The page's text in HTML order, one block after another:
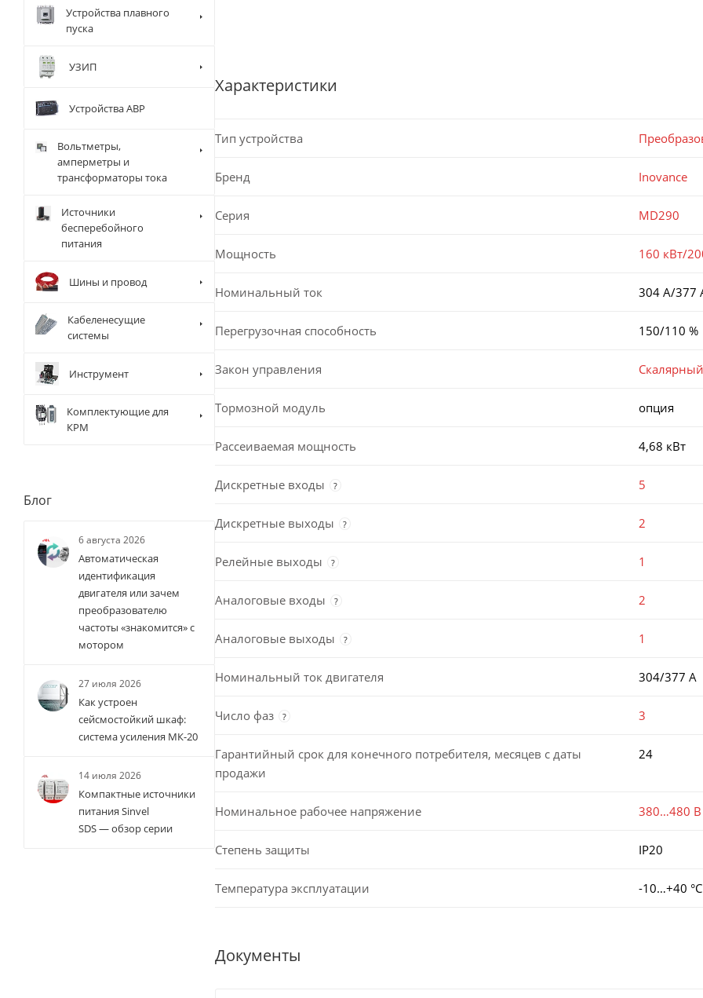
Характеристики
Тип устройства
Бренд Inovance
Серия MD290
Мощность 160 кВт/
Номинальный ток 304 А/377
Перегрузочная способность 150/110 %
Закон управления Скалярный
Тормозной модуль опция
Рассеиваемая мощность 4,68 кВт
Дискретные входы ? 5
Дискретные выходы ? 2
Релейные выходы ? 1
Аналоговые входы ? 2
Аналоговые выходы ? 1
Номинальный ток двигателя 304/377 А
Число фаз ? 3
Гарантийный срок для конечного потребителя, месяцев с даты
продажи
24
Номинальное рабочее напряжение 380…480 В
Степень защиты IP20
Температура эксплуатации -10…+40 °С
Документы
Устройства плавного
пуска
УЗИП
Устройства АВР
Вольтметры,
амперметры и
трансформаторы тока
Источники
бесперебойного
питания
Шины и провод
Кабеленесущие
системы
Инструмент
Комплектующие для
КРМ
Блог
6 августа 2026
Автоматическая
идентификация
двигателя или зачем
преобразователю
частоты «знакомится» с
мотором
27 июля 2026
Как устроен
сейсмостойкий шкаф:
система усиления МК-20
14 июля 2026
Компактные источники
питания Sinvel
SDS — обзор серии